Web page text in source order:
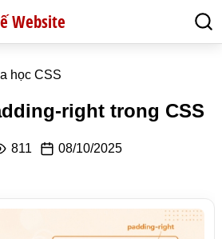
Website
học CSS
right trong CSS
811 08/10/2025